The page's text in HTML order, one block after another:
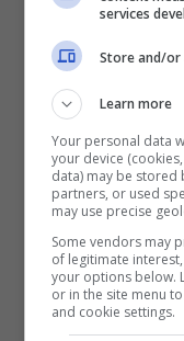
prevenzione e
Ministero
del Fuoco del
Difesa Civile –
Fuoco.
services
Store and/or
Learn more
Your personal data
your device
data) may be stored
partners, or used
may use precise
Some vendors may
of legitimate
your options below.
or in the site menu
and cookie settings.